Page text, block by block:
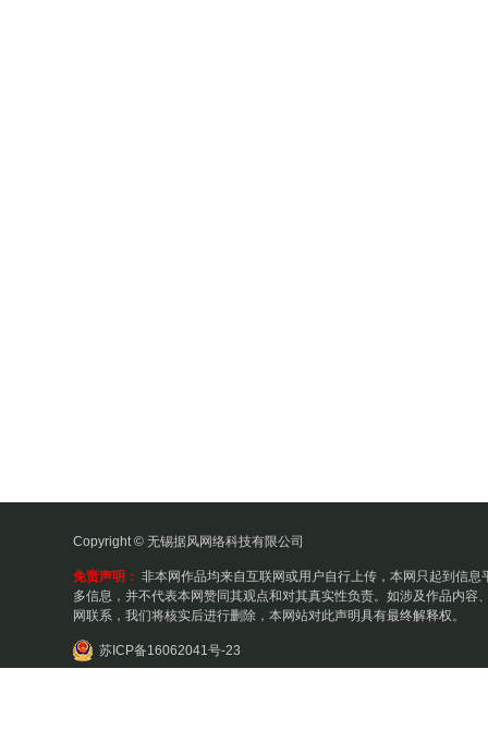
Copyright © 无锡据风网络科技有限公司
免责声明： 非本网作品均来自互联网或用户自行上传，本网只起到信息
多信息，并不代表本网赞同其观点和对其真实性负责。如涉及作品内容
网联系，我们将核实后进行删除，本网站对此声明具有最终解释权。
苏ICP备16062041号-23